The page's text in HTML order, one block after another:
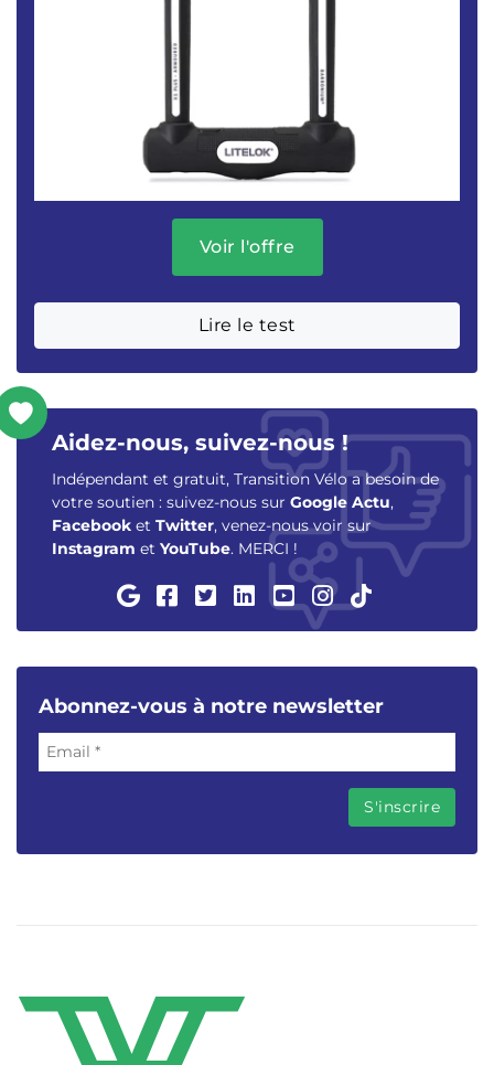
Voir l'offre
Lire le test
Aidez-nous, suivez-nous !
Indépendant et gratuit, Transition Vélo a besoin de
votre soutien : suivez-nous sur Google Actu,
Facebook et Twitter, venez-nous voir sur
Instagram et YouTube. MERCI !
Abonnez-vous à notre newsletter